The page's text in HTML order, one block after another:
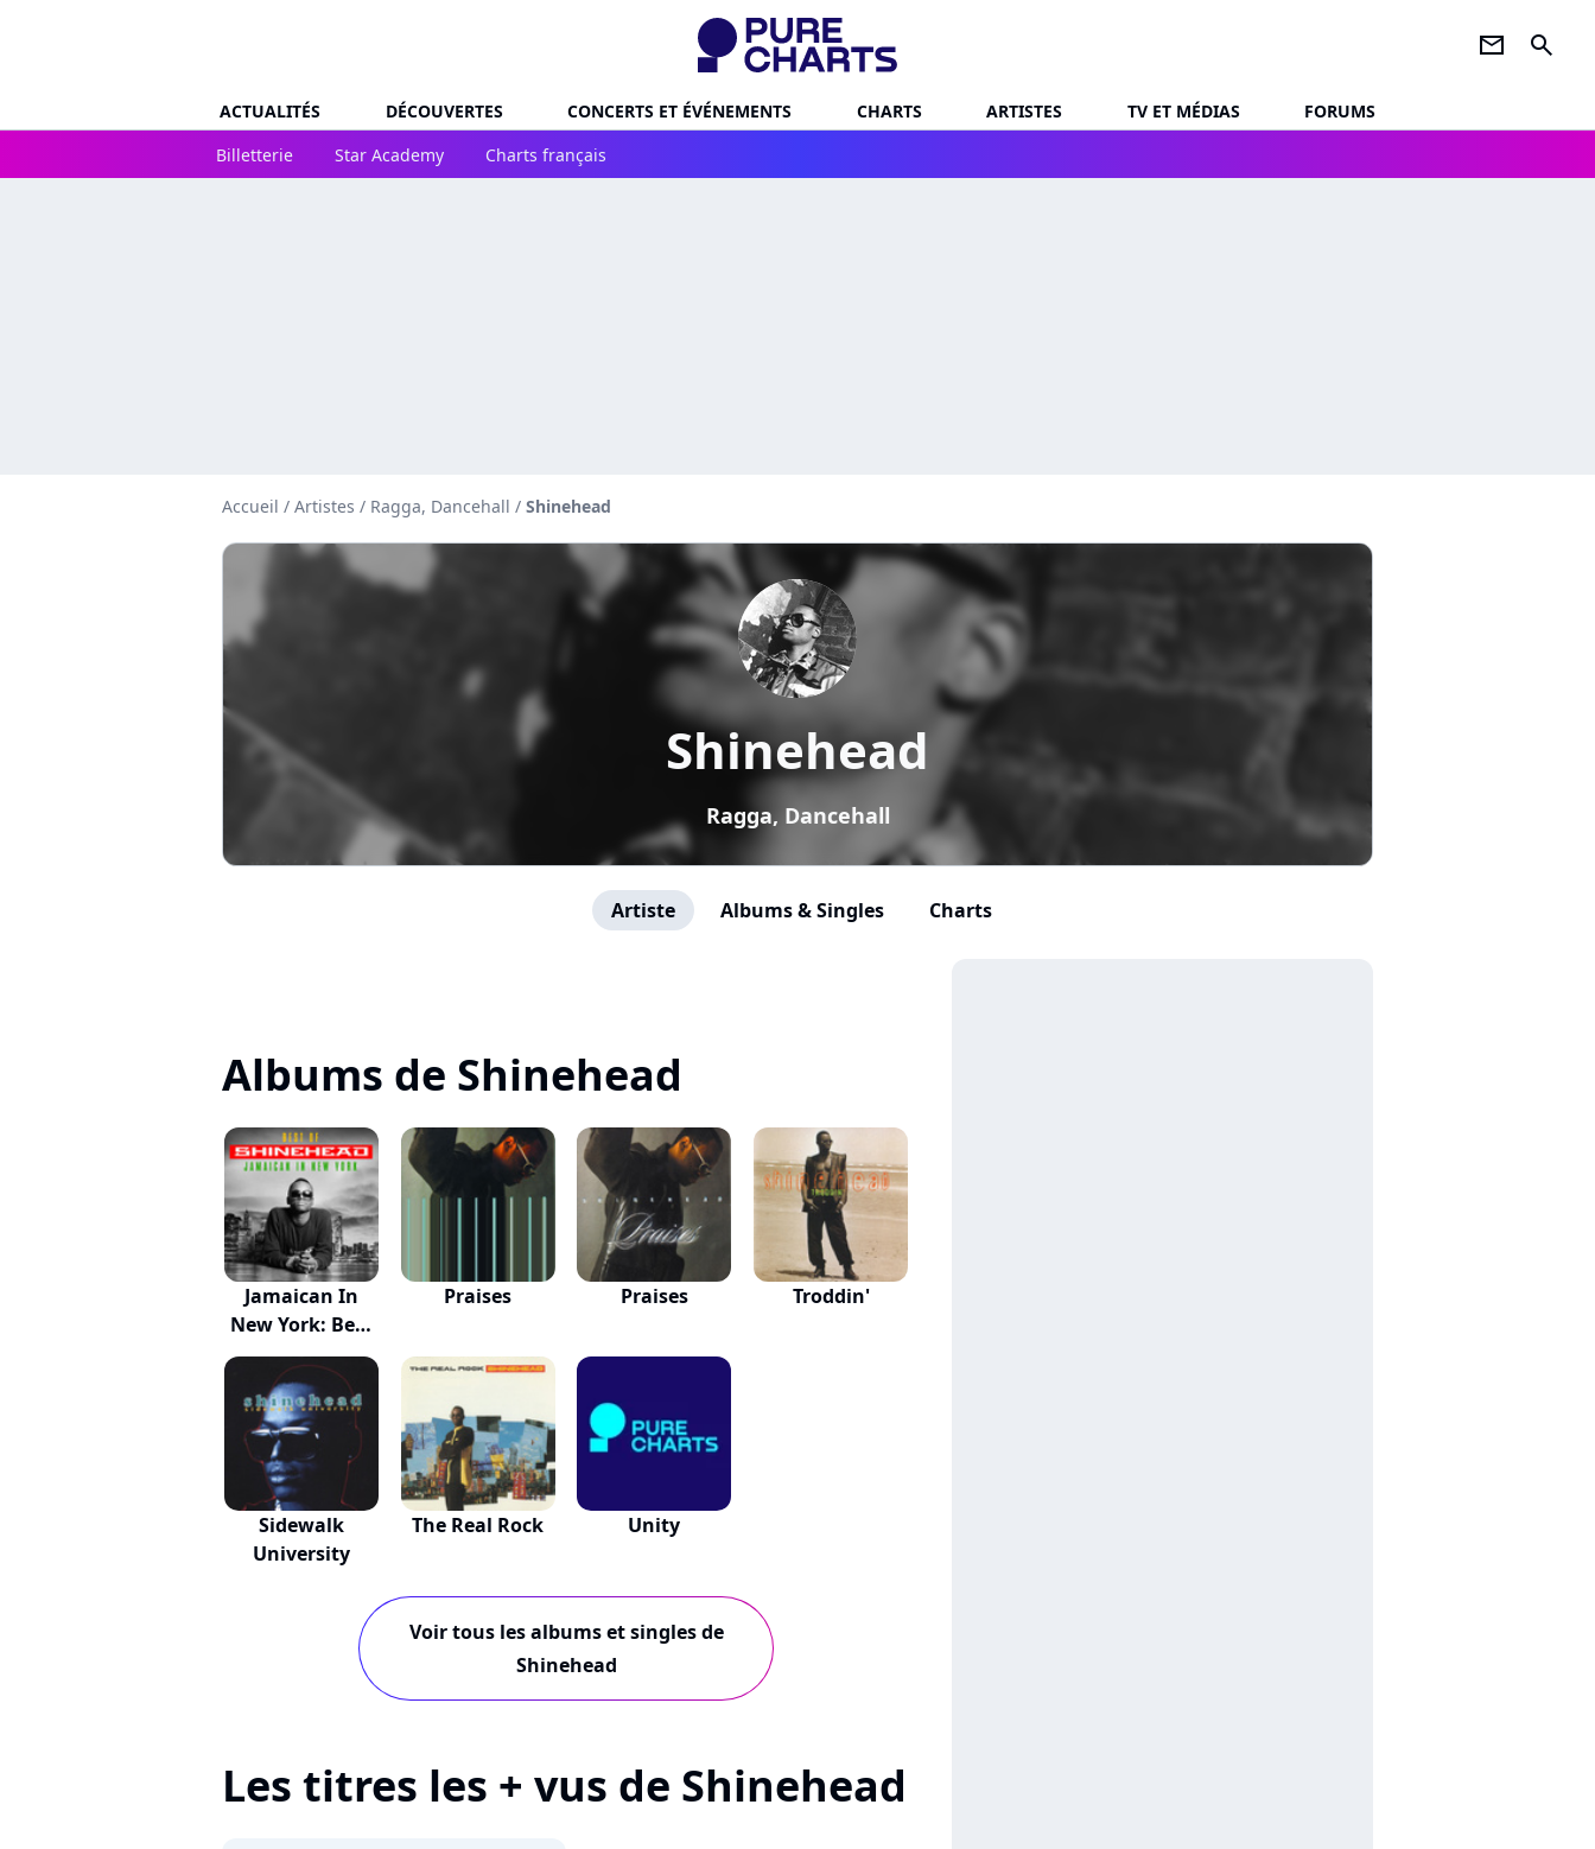
newsletter search
ACTUALITÉS DÉCOUVERTES CONCERTS ET ÉVÉNEMENTS CHARTS ARTISTES TV ET MÉDIAS
FORUMS
Billetterie
Star Academy Charts français
Accueil / Artistes / Ragga, Dancehall / Shinehead
Shinehead
Ragga, Dancehall
Artiste Albums & Singles Charts
Albums de Shinehead
Jamaican In
New York: Best
Of
Praises Praises Troddin'
Sidewalk
University
The Real Rock Unity
Voir tous les albums et singles de
Shinehead
Les titres les + vus de Shinehead